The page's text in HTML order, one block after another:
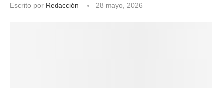
Escrito por Redacción 28 mayo, 2026